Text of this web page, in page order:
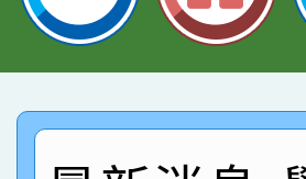
臺灣台語-第
市賽榮獲科
賀！本校參
賽 洪綺君教
名
賀！本校阿
倩參加桃園
賀！本校四